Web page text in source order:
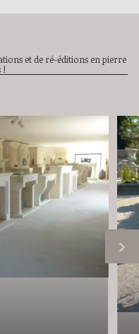
et de ré-éditions en pierre
!